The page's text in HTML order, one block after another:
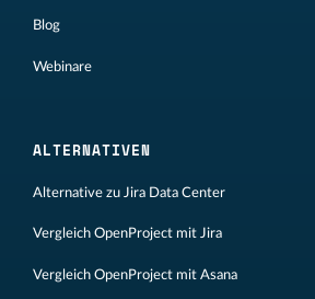
Blog
Webinare
ALTERNATIVEN
Alternative zu Jira Data Center
Vergleich OpenProject mit Jira
Vergleich OpenProject mit Asana